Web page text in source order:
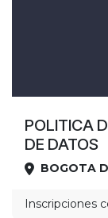
POLITICA
DE DATOS
Ubicación
BOGOTA
Inscripciones